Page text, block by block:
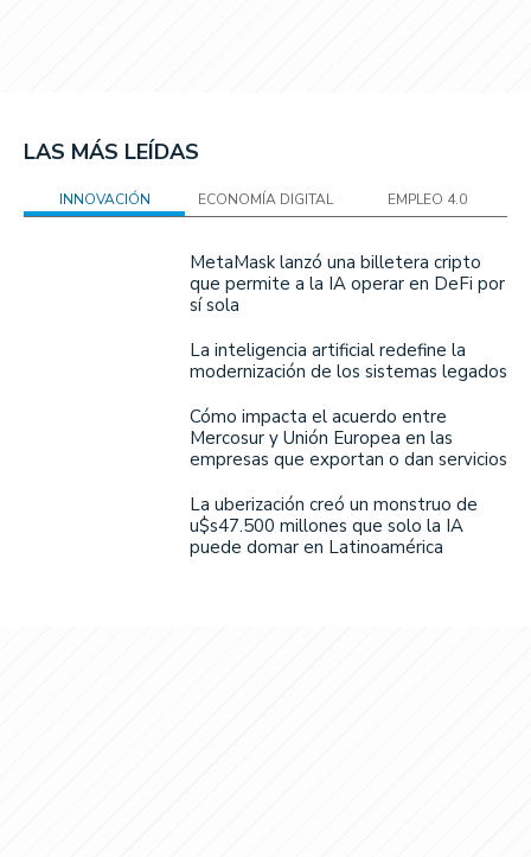
LAS MÁS LEÍDAS
INNOVACIÓN ECONOMÍA DIGITAL EMPLEO 4.0
MetaMask lanzó una billetera cripto
que permite a la IA operar en DeFi por
sí sola
La inteligencia artificial redefine la
modernización de los sistemas legados
Cómo impacta el acuerdo entre
Mercosur y Unión Europea en las
empresas que exportan o dan servicios
La uberización creó un monstruo de
u$s47.500 millones que solo la IA
puede domar en Latinoamérica